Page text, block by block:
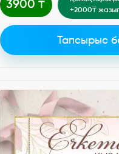
3900 ₸
+2000₸
Тапсырыс